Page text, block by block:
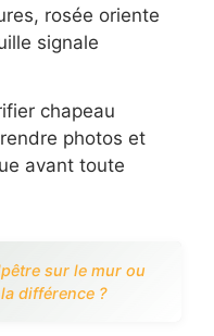
rosée oriente
signale
chapeau
photos et
avant toute
sur le mur ou
différence ?